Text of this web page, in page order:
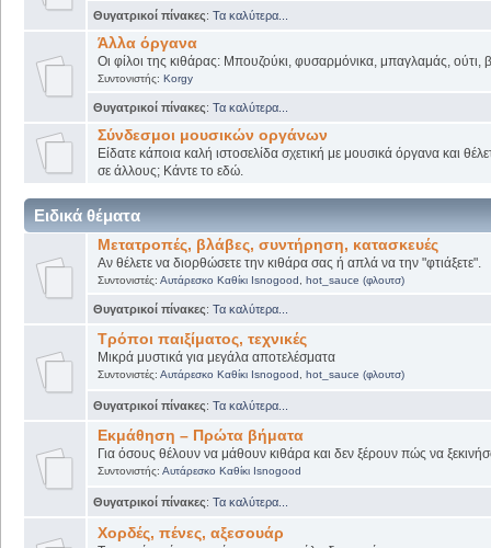
Θυγατρικοί πίνακες: Τα καλύτερα...
Άλλα όργανα
Οι φίλοι της κιθάρας: Μπουζούκι, φυσαρμόνικα, μπαγλαμάς, ούτι,
Συντονιστής: Korgy
Θυγατρικοί πίνακες: Τα καλύτερα...
Σύνδεσμοι μουσικών οργάνων
Είδατε κάποια καλή ιστοσελίδα σχετική με μουσικά όργανα και
σε άλλους; Κάντε το εδώ.
Ειδικά θέματα
Μετατροπές, βλάβες, συντήρηση, κατασκευές
Αν θέλετε να διορθώσετε την κιθάρα σας ή απλά να την "φτιάξετε".
Συντονιστές: Αυτάρεσκο Καθίκι Isnogood hot_sauce (φλουτσ)
Θυγατρικοί πίνακες: Τα καλύτερα...
Τρόποι παιξίματος, τεχνικές
Μικρά μυστικά για μεγάλα αποτελέσματα
Συντονιστές: Αυτάρεσκο Καθίκι Isnogood hot_sauce (φλουτσ)
Θυγατρικοί πίνακες: Τα καλύτερα...
Εκμάθηση – Πρώτα βήματα
Για όσους θέλουν να μάθουν κιθάρα και δεν ξέρουν πώς να
Συντονιστής: Αυτάρεσκο Καθίκι Isnogood
Θυγατρικοί πίνακες: Τα καλύτερα...
Χορδές, πένες, αξεσουάρ